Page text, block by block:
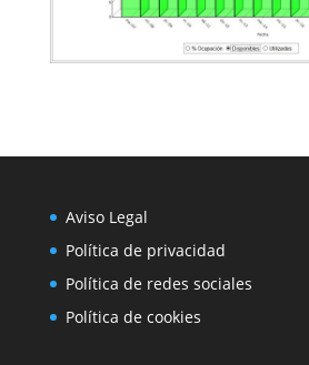
Aviso Legal
Política de privacidad
Política de redes sociales
Política de cookies